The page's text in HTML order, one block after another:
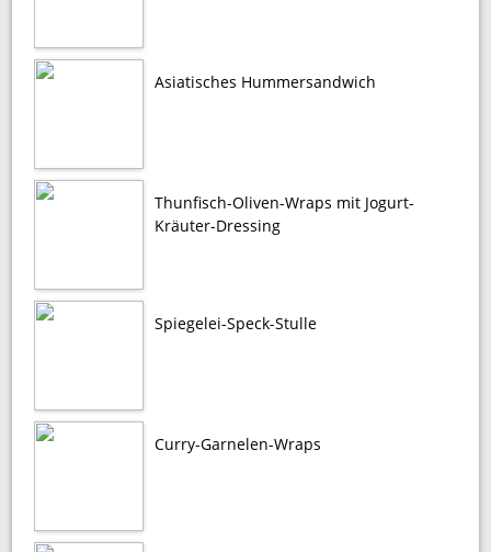
Asiatisches Hummersandwich
Thunfisch-Oliven-Wraps mit Jogurt-
Kräuter-Dressing
Spiegelei-Speck-Stulle
Curry-Garnelen-Wraps